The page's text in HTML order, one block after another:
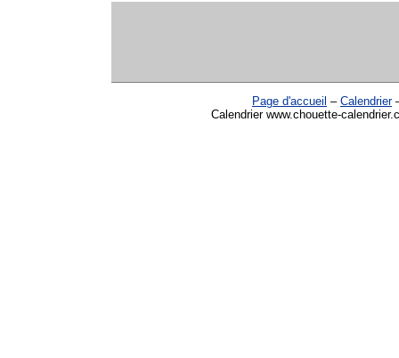
Page d'accueil – Calendrier
Calendrier www.chouette-